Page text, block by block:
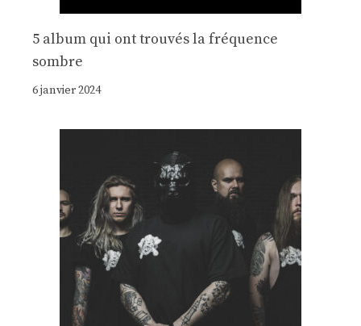
5 album qui ont trouvés la fréquence
sombre
6 janvier 2024